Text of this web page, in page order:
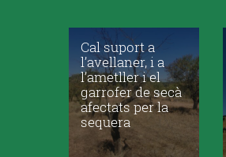
Cal suport a
l’avellaner, i a
l’ametller i el
garrofer de secà
afectats per la
sequera